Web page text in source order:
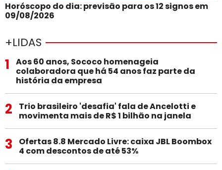
Horóscopo do dia: previsão para os 12 signos em
09/08/2026
+LIDAS
1
Aos 60 anos, Sococo homenageia
colaboradora que há 54 anos faz parte da
história da empresa
2
Trio brasileiro 'desafia' fala de Ancelotti e
movimenta mais de R$ 1 bilhão na janela
3
Ofertas 8.8 Mercado Livre: caixa JBL Boombox
4 com descontos de até 53%